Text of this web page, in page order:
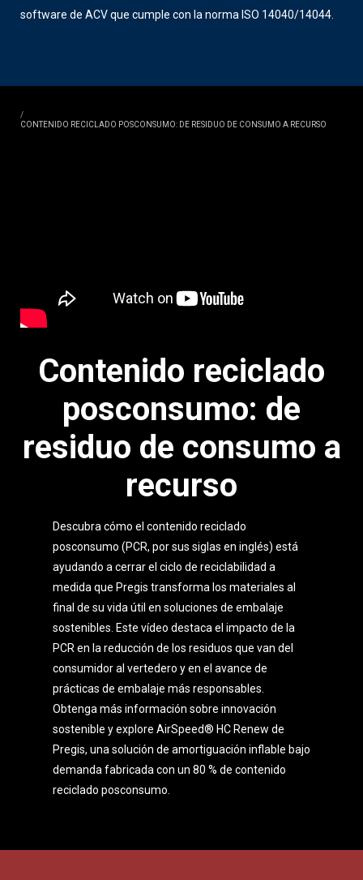
software de ACV que cumple con la norma ISO 14040/14044.
/
CONTENIDO RECICLADO POSCONSUMO: DE RESIDUO DE CONSUMO A RECURSO
Contenido reciclado
posconsumo: de
residuo de consumo a
recurso
Descubra cómo el contenido reciclado
posconsumo (PCR, por sus siglas en inglés) está
ayudando a cerrar el ciclo de reciclabilidad a
medida que Pregis transforma los materiales al
final de su vida útil en soluciones de embalaje
sostenibles. Este vídeo destaca el impacto de la
PCR en la reducción de los residuos que van del
consumidor al vertedero y en el avance de
prácticas de embalaje más responsables.
Obtenga más información sobre innovación
sostenible y explore AirSpeed® HC Renew de
Pregis, una solución de amortiguación inflable bajo
demanda fabricada con un 80 % de contenido
reciclado posconsumo.